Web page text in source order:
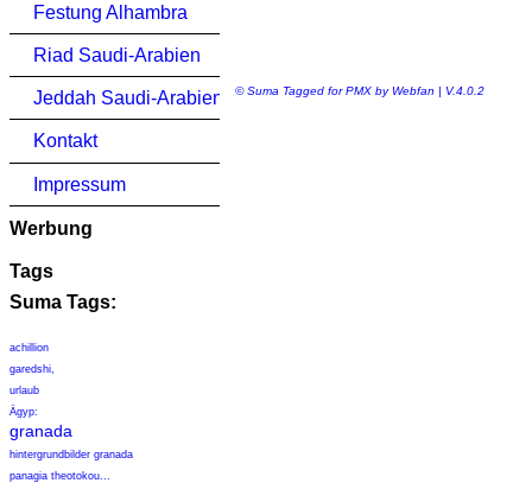
Festung Alhambra
Riad Saudi-Arabien
Jeddah Saudi-Arabien
Kontakt
Impressum
Werbung
Tags
Suma Tags:
achillion
garedshi,
urlaub
Ägyp:
granada
hintergrundbilder granada
panagia theotokou...
© Suma Tagged for PMX by Webfan | V.4.0.2